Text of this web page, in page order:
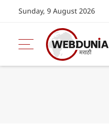
Sunday, 9 August 2026